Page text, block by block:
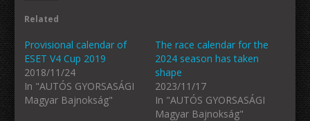
Related
Provisional calendar of
ESET V4 Cup 2019
2018/11/24
In "AUTÓS GYORSASÁGI
Magyar Bajnokság"
The race calendar for the
2024 season has taken
shape
2023/11/17
In "AUTÓS GYORSASÁGI
Magyar Bajnokság"